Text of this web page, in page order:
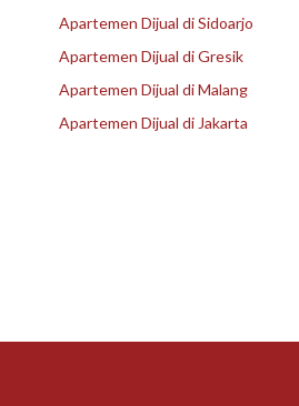
Apartemen Dijual di Sidoarjo
Apartemen Dijual di Gresik
Apartemen Dijual di Malang
Apartemen Dijual di Jakarta